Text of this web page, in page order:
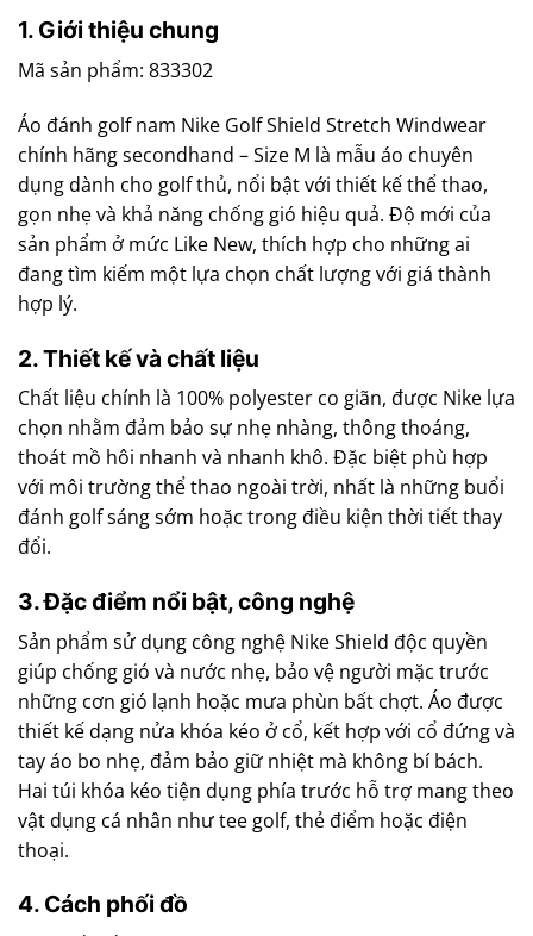
1. Giới thiệu chung
Mã sản phẩm: 833302
Áo đánh golf nam Nike Golf Shield Stretch Windwear
chính hãng secondhand – Size M là mẫu áo chuyên
dụng dành cho golf thủ, nổi bật với thiết kế thể thao,
gọn nhẹ và khả năng chống gió hiệu quả. Độ mới của
sản phẩm ở mức Like New, thích hợp cho những ai
đang tìm kiếm một lựa chọn chất lượng với giá thành
hợp lý.
2. Thiết kế và chất liệu
Chất liệu chính là 100% polyester co giãn, được Nike lựa
chọn nhằm đảm bảo sự nhẹ nhàng, thông thoáng,
thoát mồ hôi nhanh và nhanh khô. Đặc biệt phù hợp
với môi trường thể thao ngoài trời, nhất là những buổi
đánh golf sáng sớm hoặc trong điều kiện thời tiết thay
đổi.
3. Đặc điểm nổi bật, công nghệ
Sản phẩm sử dụng công nghệ Nike Shield độc quyền
giúp chống gió và nước nhẹ, bảo vệ người mặc trước
những cơn gió lạnh hoặc mưa phùn bất chợt. Áo được
thiết kế dạng nửa khóa kéo ở cổ, kết hợp với cổ đứng và
tay áo bo nhẹ, đảm bảo giữ nhiệt mà không bí bách.
Hai túi khóa kéo tiện dụng phía trước hỗ trợ mang theo
vật dụng cá nhân như tee golf, thẻ điểm hoặc điện
thoại.
4. Cách phối đồ